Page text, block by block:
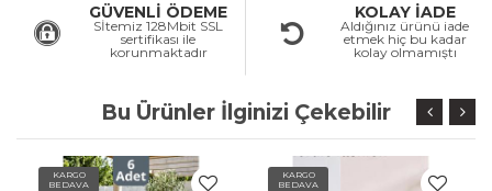
GÜVENLİ ÖDEME
Sİtemiz 128Mbit SSL
sertifikası ile
korunmaktadır
KOLAY İADE
Aldığınız ürünü iade
etmek hiç bu kadar
kolay olmamıştı
Bu Ürünler İlginizi Çekebilir
KARGO
BEDAVA
KARGO
BEDAVA